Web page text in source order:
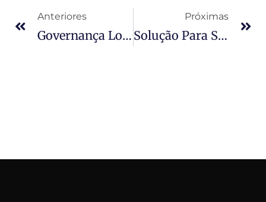
Anteriores
Governança Londrina Inteligente Realiza Primeiro Hackathon Smart Cities Em Dezembro
Próximas
Solução Para Segurança Púbica Vence 1º Hackathon Smart Cities